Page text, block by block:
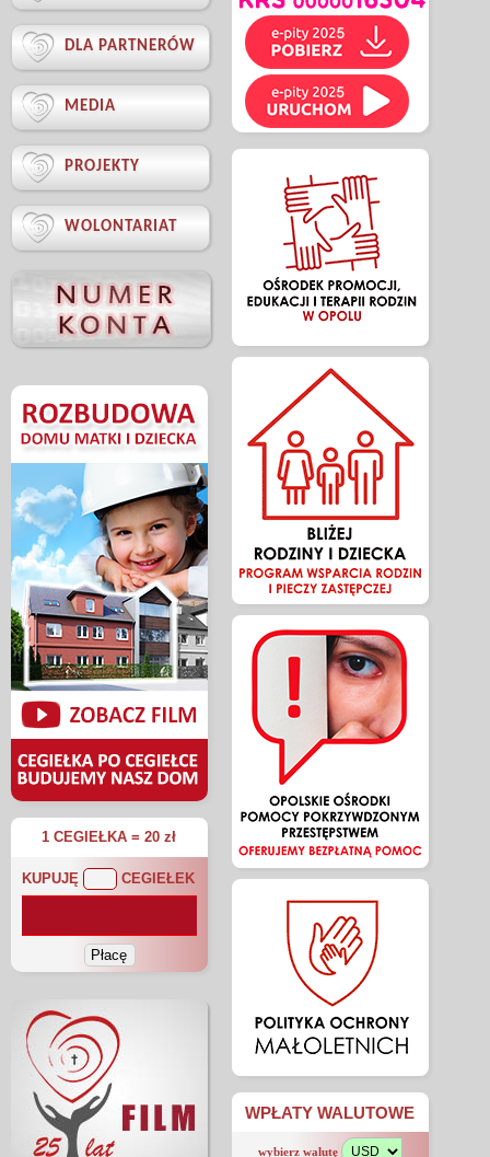
 DLA PARTNERÓW
 MEDIA
 PROJEKTY
 WOLONTARIAT
1 CEGIEŁKA = 20 zł
KUPUJĘ CEGIEŁEK
WPŁATY WALUTOWE
wybierz walutę